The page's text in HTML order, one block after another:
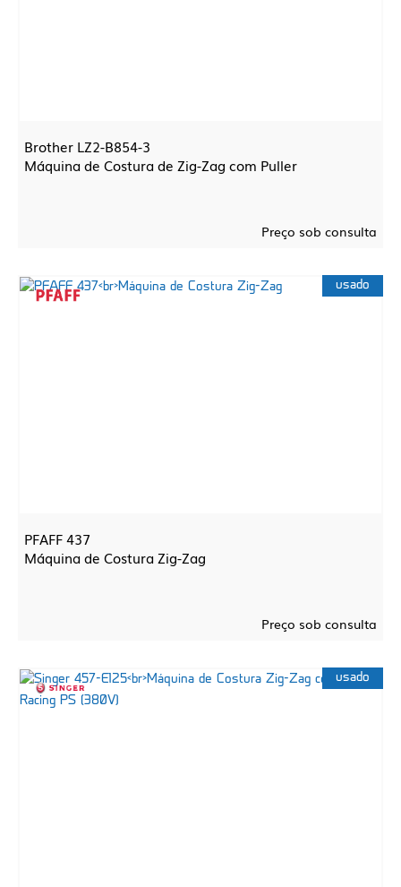
Brother LZ2-B854-3
Máquina de Costura de Zig-Zag com Puller
Preço sob consulta
usado
PFAFF 437
Máquina de Costura Zig-Zag
Preço sob consulta
usado